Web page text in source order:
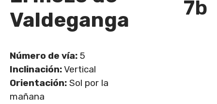
Valdeganga
7b
Número de vía: 5
Inclinación:Vertical
Orientación: Sol por la
mañana